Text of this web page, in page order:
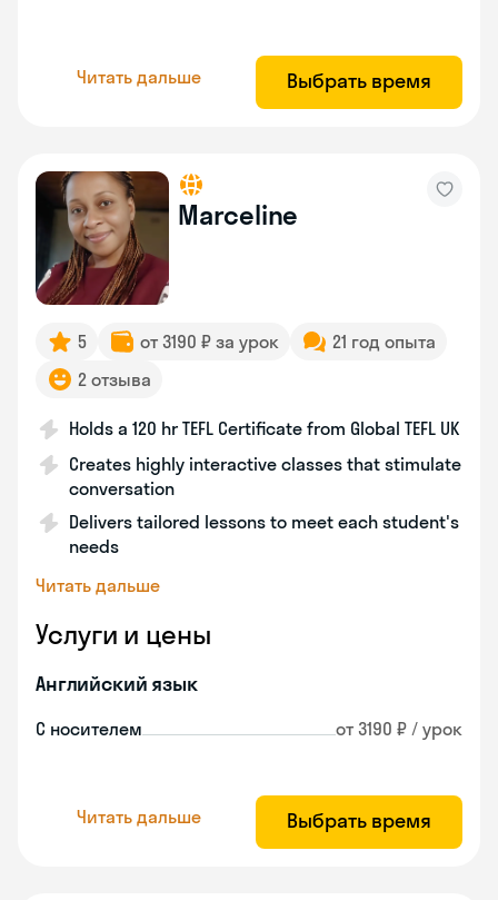
Читать дальше Выбрать время
Marceline
5 от 3190 ₽ за урок
21 год опыта
2 отзыва
Holds a 120 hr TEFL Certificate from Global TEFL UK
Creates highly interactive classes that stimulate
conversation
Delivers tailored lessons to meet each student's
needs
Читать дальше
Услуги и цены
Английский язык
С носителем от 3190 ₽ / урок
Читать дальше Выбрать время